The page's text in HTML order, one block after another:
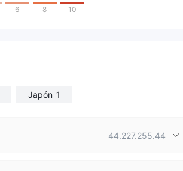
6 8 10
Japón 1
44.227.255.44